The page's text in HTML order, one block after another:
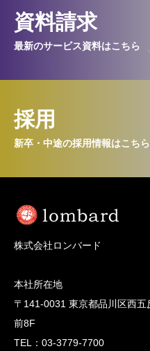
ロンバードのさまざまな「わ
資料請求
最新のサービス資料はこちら
採用
新卒・中途の採用情報はこちら
株式会社ロンバード
本社所在地
〒141-0031 東京都品川区西
前8F
TEL：03-3779-7700